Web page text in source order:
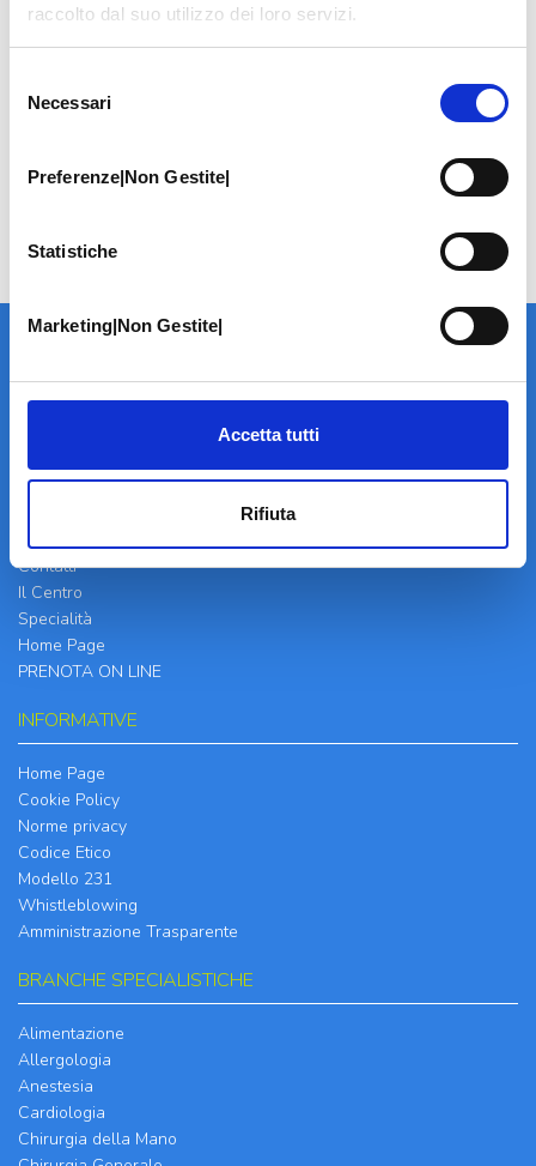
raccolto dal suo utilizzo dei loro servizi.
delNecessari
Preferenze|Non Gestite|
Statistiche
Marketing|Non Gestite|
Accetta tutti
Rifiuta
LA STRUTTURA
Informazioni
Contatti
Il Centro
Specialità
Home Page
PRENOTA ON LINE
INFORMATIVE
Home Page
Cookie Policy
Norme privacy
Codice Etico
Modello 231
Whistleblowing
Amministrazione Trasparente
BRANCHE SPECIALISTICHE
Alimentazione
Allergologia
Anestesia
Cardiologia
Chirurgia della Mano